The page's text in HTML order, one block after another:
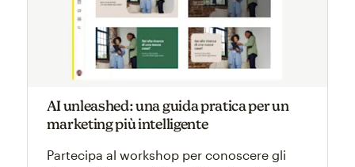
AI unleashed: una guida pratica per un
marketing più intelligente
Partecipa al workshop per conoscere gli